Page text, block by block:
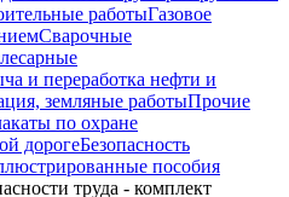
работыГазовое
Сварочные
и переработка нефти и
земляные работыПрочие
по охране
дорогеБезопасность
пособия
труда - комплект